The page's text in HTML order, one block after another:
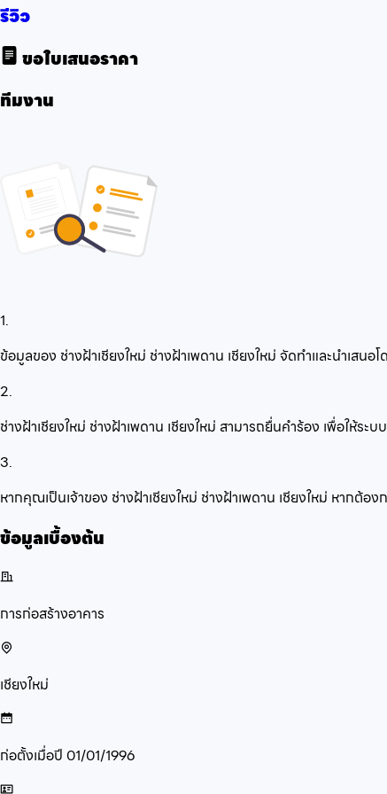
รีวิว
ขอใบเสนอราคา
ทีมงาน
1.
ข้อมูลของ ช่างฝ้าเชียงใหม่ ช่างฝ้าเพดาน เชียงใหม่ จัดทำและนำเสน
2.
ช่างฝ้าเชียงใหม่ ช่างฝ้าเพดาน เชียงใหม่ สามารถยื่นคำร้อง เพื่อใ
3.
หากคุณเป็นเจ้าของ ช่างฝ้าเชียงใหม่ ช่างฝ้าเพดาน เชียงใหม่ หากต้อ
ข้อมูลเบื้องต้น
การก่อสร้างอาคาร
เชียงใหม่
ก่อตั้งเมื่อปี 01/01/1996